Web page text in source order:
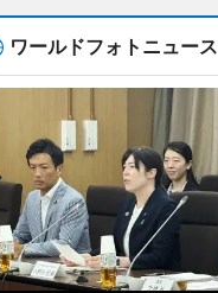
ワールドフォトニュース